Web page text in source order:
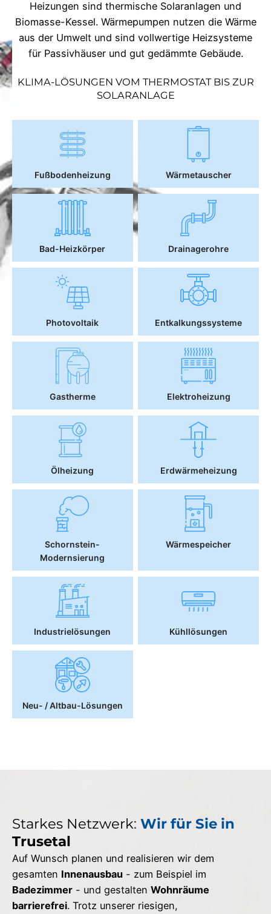
Heizungen sind thermische Solaranlagen und
Biomasse-Kessel. Wärmepumpen nutzen die Wärme
aus der Umwelt und sind vollwertige Heizsysteme
für Passivhäuser und gut gedämmte Gebäude.
KLIMA-LÖSUNGEN VOM THERMOSTAT BIS ZUR
SOLARANLAGE
Fußbodenheizung Wärmetauscher
Bad-Heizkörper Drainagerohre
Photovoltaik Entkalkungssysteme
Gastherme Elektroheizung
Ölheizung Erdwärmeheizung
Schornstein-
Modernsierung
Wärmespeicher
Industrielösungen Kühllösungen
Neu- / Altbau-Lösungen
Starkes Netzwerk: Wir für Sie in
Trusetal
Auf Wunsch planen und realisieren wir dem
gesamten Innenausbau - zum Beispiel im
Badezimmer - und gestalten Wohnräume
barrierefrei. Trotz unserer riesigen,